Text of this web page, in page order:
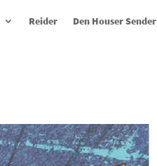
Reider Den Houser Sender